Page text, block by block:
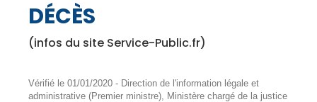
DÉCÈS
(infos du site Service-Public.fr)
Vérifié le 01/01/2020 - Direction de l'information légale et
administrative (Premier ministre), Ministère chargé de la justice